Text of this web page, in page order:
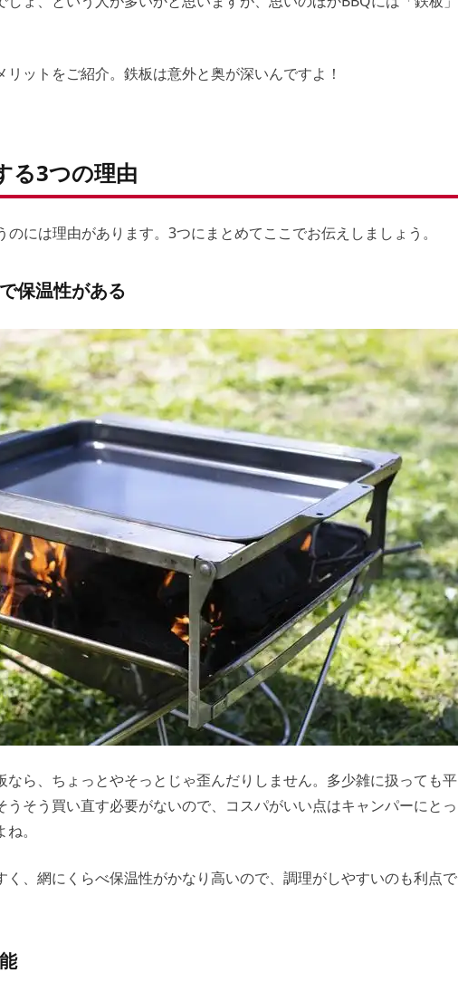
ットをご紹介。鉄板は意外と奥が深いんですよ！
る3つの理由
には理由があります。3つにまとめてここでお伝えしましょう。
温性がある
なら、ちょっとやそっとじゃ歪んだりしません。多少雑に扱っても平
うそう買い直す必要がないので、コスパがいい点はキャンパーにとっ
。
く、網にくらべ保温性がかなり高いので、調理がしやすいのも利点で